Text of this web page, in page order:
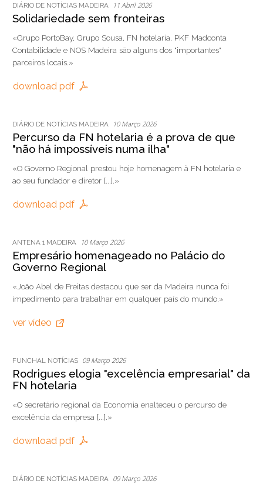
DIÁRIO DE NOTÍCIAS MADEIRA 11 Abril 2026
Solidariedade sem fronteiras
«Grupo PortoBay, Grupo Sousa, FN hotelaria, PKF Madconta
Contabilidade e NOS Madeira são alguns dos "importantes"
parceiros locais.»
download pdf
DIÁRIO DE NOTÍCIAS MADEIRA 10 Março 2026
Percurso da FN hotelaria é a prova de que
"não há impossíveis numa ilha"
«O Governo Regional prestou hoje homenagem à FN hotelaria e
ao seu fundador e diretor [...].»
download pdf
ANTENA 1 MADEIRA 10 Março 2026
Empresário homenageado no Palácio do
Governo Regional
«João Abel de Freitas destacou que ser da Madeira nunca foi
impedimento para trabalhar em qualquer país do mundo.»
ver vídeo
FUNCHAL NOTÍCIAS 09 Março 2026
Rodrigues elogia "excelência empresarial" da
FN hotelaria
«O secretário regional da Economia enalteceu o percurso de
excelência da empresa [...].»
download pdf
DIÁRIO DE NOTÍCIAS MADEIRA 09 Março 2026